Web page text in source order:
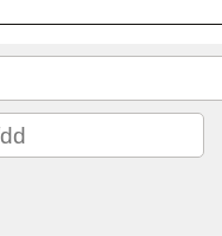
首頁 站導 文語